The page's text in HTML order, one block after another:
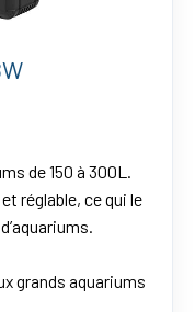
de 150 à 300L.
réglable, ce qui le
grands aquariums